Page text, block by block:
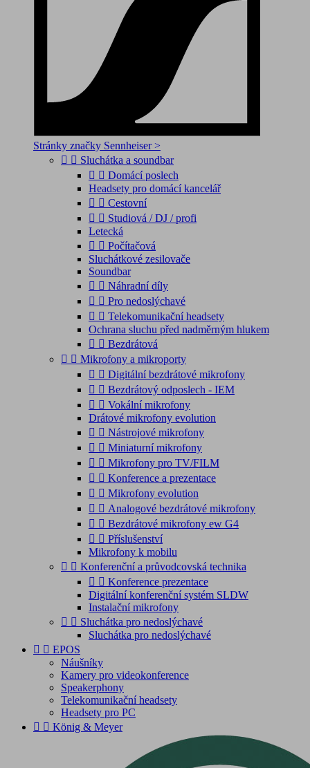
Stránky značky Sennheiser >
  Sluchátka a soundbar
  Domácí poslech
Headsety pro domácí kancelář
  Cestovní
  Studiová / DJ / profi
Letecká
  Počítačová
Sluchátkové zesilovače
Soundbar
  Náhradní díly
  Pro nedoslýchavé
  Telekomunikační headsety
Ochrana sluchu před nadměrným hlukem
  Bezdrátová
  Mikrofony a mikroporty
  Digitální bezdrátové mikrofony
  Bezdrátový odposlech - IEM
  Vokální mikrofony
Drátové mikrofony evolution
  Nástrojové mikrofony
  Miniaturní mikrofony
  Mikrofony pro TV/FILM
  Konference a prezentace
  Mikrofony evolution
  Analogové bezdrátové mikrofony
  Bezdrátové mikrofony ew G4
  Příslušenství
Mikrofony k mobilu
  Konferenční a průvodcovská technika
  Konference prezentace
Digitální konferenční systém SLDW
Instalační mikrofony
  Sluchátka pro nedoslýchavé
Sluchátka pro nedoslýchavé
  EPOS
Náušníky
Kamery pro videokonference
Speakerphony
Telekomunikační headsety
Headsety pro PC
  König & Meyer